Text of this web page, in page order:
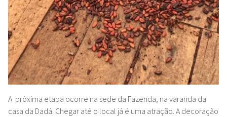
A próxima etapa ocorre na sede da Fazenda, na varanda da
casa da Dadá. Chegar até o local já é uma atração. A decoração